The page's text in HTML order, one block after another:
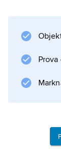
I
Mauricio
gången